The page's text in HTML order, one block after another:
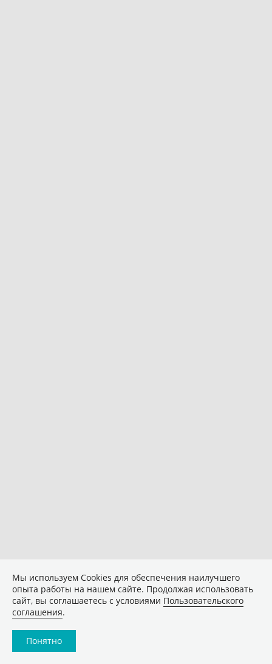
Мы используем Сookies для обеспечения наилучшего
опыта работы на нашем сайте. Продолжая использовать
сайт, вы соглашаетесь с условиями Пользовательского
соглашения.
Понятно